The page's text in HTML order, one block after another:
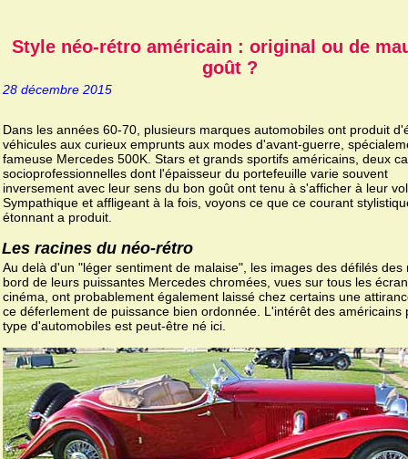
Style néo-rétro américain : original ou de
goût ?
28 décembre 2015
Dans les années 60-70, plusieurs marques automobiles ont produit
véhicules aux curieux emprunts aux modes d'avant-guerre,
fameuse Mercedes 500K. Stars et grands sportifs américains, deux
socioprofessionnelles dont l'épaisseur du portefeuille varie souvent
inversement avec leur sens du bon goût ont tenu à s'afficher à leur
Sympathique et affligeant à la fois, voyons ce que ce courant
étonnant a produit.
Les racines du néo-rétro
Au delà d'un "léger sentiment de malaise", les images des défilés des
bord de leurs puissantes Mercedes chromées, vues sur tous les
cinéma, ont probablement également laissé chez certains une
ce déferlement de puissance bien ordonnée. L'intérêt des américains
type d'automobiles est peut-être né ici.